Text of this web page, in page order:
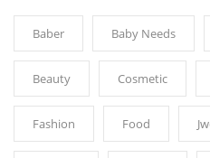
Baber Baby Needs
Beauty Cosmetic
Fashion Food